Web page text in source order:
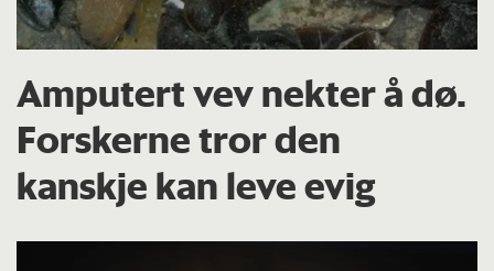
Amputert vev nekter å dø.
Forskerne tror den
kanskje kan leve evig